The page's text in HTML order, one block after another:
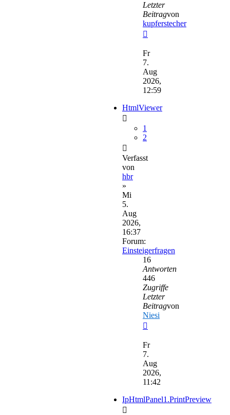
Letzter
Beitragvon
kupferstecher
Beitrag
Fr
7.
Aug
2026,
12:59
HtmlViewer
1
2
Verfasst
von
hbr
»
Mi
5.
Aug
2026,
16:37
Forum:
Einsteigerfragen
16
Antworten
446
Zugriffe
Letzter
Beitragvon
Niesi
Beitrag
Fr
7.
Aug
2026,
11:42
IpHtmlPanel1.PrintPreview